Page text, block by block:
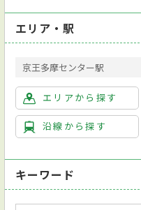
エリア・駅
京王多摩センター駅
エリアから探す
沿線から探す
キーワード